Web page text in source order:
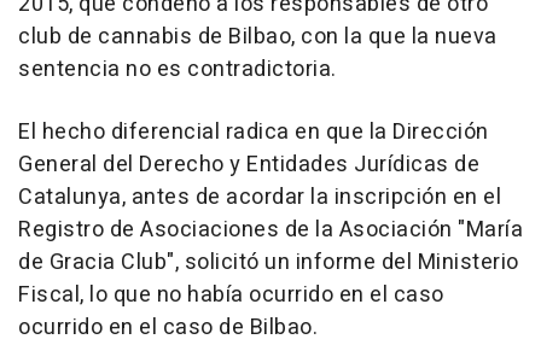
club de cannabis de Bilbao, con la que la nueva
sentencia no es contradictoria.
El hecho diferencial radica en que la Dirección
General del Derecho y Entidades Jurídicas de
Catalunya, antes de acordar la inscripción en el
Registro de Asociaciones de la Asociación "María
de Gracia Club", solicitó un informe del Ministerio
Fiscal, lo que no había ocurrido en el caso
ocurrido en el caso de Bilbao.